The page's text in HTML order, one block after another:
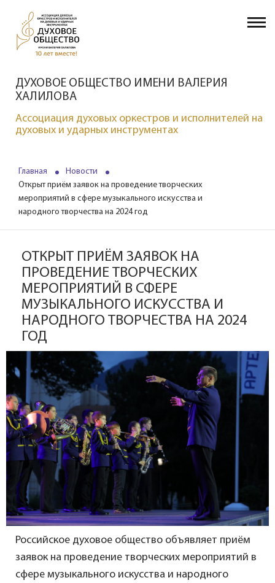
ДУХОВОЕ ОБЩЕСТВО ИМЕНИ ВАЛЕРИЯ
ХАЛИЛОВА
Ассоциация духовых оркестров и исполнителей на
духовых и ударных инструментах
Главная
Новости
Открыт приём заявок на проведение творческих
мероприятий в сфере музыкального искусства и
народного творчества на 2024 год
ОТКРЫТ ПРИЁМ ЗАЯВОК НА
ПРОВЕДЕНИЕ ТВОРЧЕСКИХ
МЕРОПРИЯТИЙ В СФЕРЕ
МУЗЫКАЛЬНОГО ИСКУССТВА И
НАРОДНОГО ТВОРЧЕСТВА НА 2024
ГОД
Российское духовое общество объявляет приём
заявок на проведение творческих мероприятий в
сфере музыкального искусства и народного